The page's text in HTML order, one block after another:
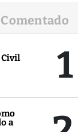
Comentado
Civil 1
a